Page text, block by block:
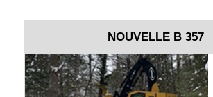
NOUVELLE B 357